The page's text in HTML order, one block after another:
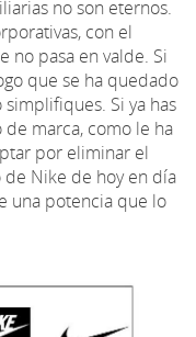
no son eternos.
con el
no pasa en valde. Si
que se ha quedado
Si ya has
marca, como le ha
por eliminar el
Nike de hoy en día
una potencia que lo